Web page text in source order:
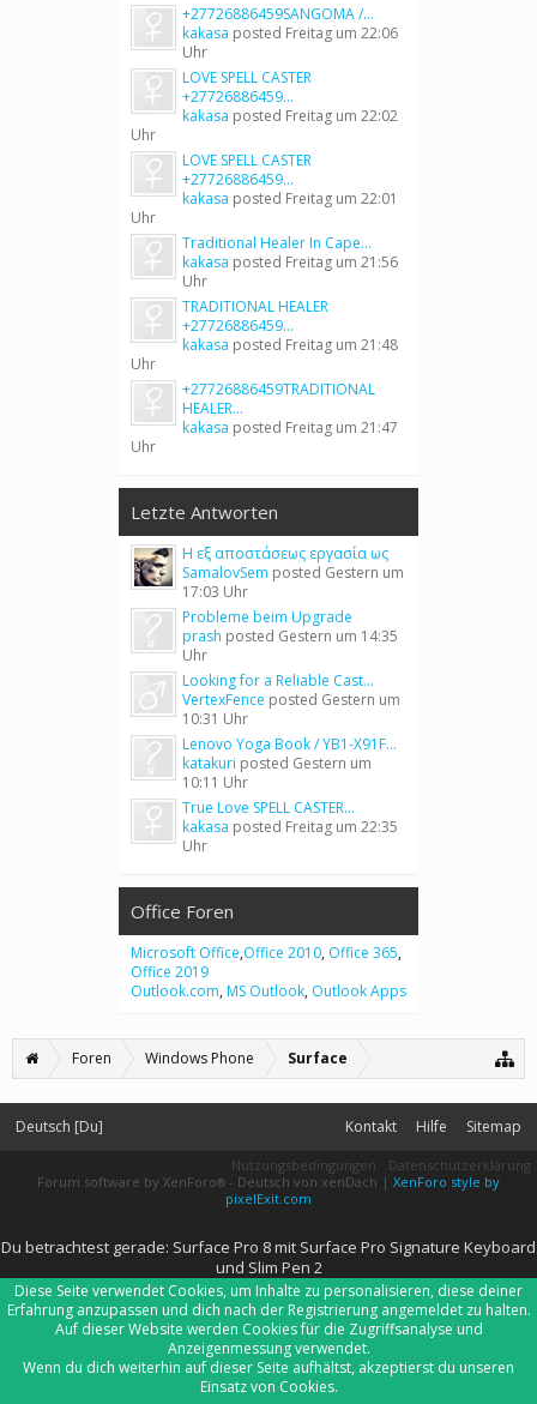
+27726886459SANGOMA /...
kakasa posted Freitag um 22:06
Uhr
LOVE SPELL CASTER
+27726886459...
kakasa posted Freitag um 22:02
Uhr
LOVE SPELL CASTER
+27726886459...
kakasa posted Freitag um 22:01
Uhr
Traditional Healer In Cape...
kakasa posted Freitag um 21:56
Uhr
TRADITIONAL HEALER
+27726886459...
kakasa posted Freitag um 21:48
Uhr
+27726886459TRADITIONAL
HEALER...
kakasa posted Freitag um 21:47
Uhr
Letzte Antworten
Η εξ αποστάσεως εργασία ως
SamalovSem posted Gestern um
17:03 Uhr
Probleme beim Upgrade
prash posted Gestern um 14:35
Uhr
Looking for a Reliable Cast...
VertexFence posted Gestern um
10:31 Uhr
Lenovo Yoga Book / YB1-X91F...
katakuri posted Gestern um
10:11 Uhr
True Love SPELL CASTER...
kakasa posted Freitag um 22:35
Uhr
Office Foren
Microsoft Office,Office 2010, Office 365,
Office 2019
Outlook.com, MS Outlook, Outlook Apps
Foren Windows Phone Surface
Deutsch [Du] Kontakt Hilfe Sitemap
Nutzungsbedingungen
Datenschutzerklärung
Forum software by XenForo® - Deutsch von xenDach | XenForo style by
pixelExit.com
Du betrachtest gerade: Surface Pro 8 mit Surface Pro Signature Keyboard
und Slim Pen 2
Diese Seite verwendet Cookies, um Inhalte zu personalisieren, diese deiner
Erfahrung anzupassen und dich nach der Registrierung angemeldet zu halten.
Auf dieser Website werden Cookies für die Zugriffsanalyse und
Anzeigenmessung verwendet.
Wenn du dich weiterhin auf dieser Seite aufhältst, akzeptierst du unseren
Einsatz von Cookies.